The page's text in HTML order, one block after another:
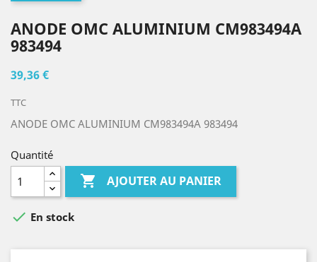
ANODE OMC ALUMINIUM CM983494A
983494
39,36 €
TTC
ANODE OMC ALUMINIUM CM983494A 983494
Quantité
 AJOUTER AU PANIER
 En stock